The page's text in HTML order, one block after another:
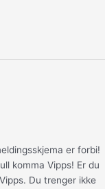
er forbi!
komma Vipps! Er du
Du trenger ikke